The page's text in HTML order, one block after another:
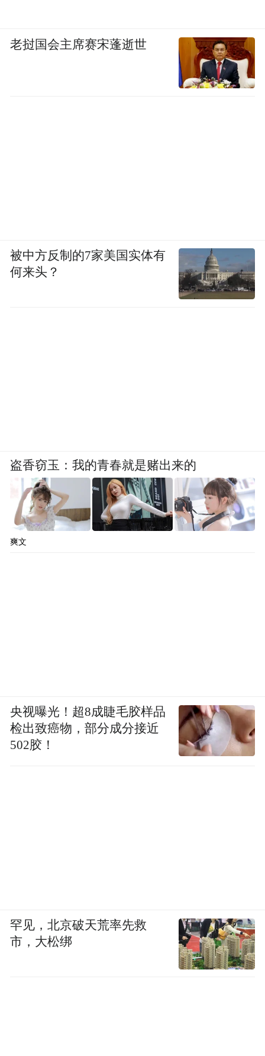
老挝国会主席赛宋蓬逝世
被中方反制的7家美国实体有
何来头？
盗香窃玉：我的青春就是赌出来的
爽文
央视曝光！超8成睫毛胶样品
检出致癌物，部分成分接近
502胶！
罕见，北京破天荒率先救
市，大松绑